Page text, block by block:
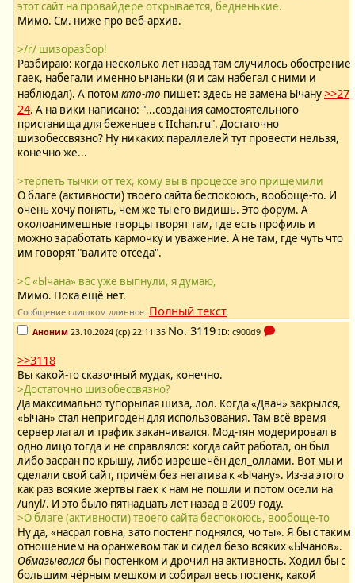
этот сайт на провайдере открывается, бедненькие.
Мимо. См. ниже про веб-архив.
>/r/ шизоразбор!
Разбираю: когда несколько лет назад там случилось обострение
гаек, набегали именно ычаньки (я и сам набегал с ними и
наблюдал). А потом кто-то пишет: здесь не замена Ычану>>27
24. А на вики написано: "...создания самостоятельного
пристанища для беженцев с IIchan.ru". Достаточно
шизобессвязно? Ну никаких параллелей тут провести нельзя,
конечно же...
>терпеть тычки от тех, кому вы в процессе эго прищемили
О благе (активности) твоего сайта беспокоюсь, вообоще-то. И
очень хочу понять, чем же ты его видишь. Это форум. А
околоанимешные творцы творят там, где есть профиль и
можно заработать кармочку и уважение. А не там, где чуть что
им говорят "валите отседа".
>С «Ычана» вас уже выпнули, я думаю,
Мимо. Пока ещё нет.
Сообщение слишком длинное. Полный текст
Аноним 23.10.2024 (ср) 22:11:35 No. 3119 ID: c900d9
>>3118
Вы какой-то сказочный мудак, конечно.
>Достаточно шизобессвязно?
Да максимально тупорылая шиза, лол. Когда «Двач» закрылся,
«Ычан» стал непригоден для использования. Там всё время
сервер лагал и трафик заканчивался. Мод-тян модерировал в
одно лицо тогда и не справлялся: когда сайт работал, он был
либо засран по крышу, либо изрешечён дел_оллами. Вот мы и
сделали свой сайт, причём без негатива к «Ычану». Из-за этого
как раз всякие жертвы гаек к нам не пошли и потом осели на
/unyl/. И это было пятнадцать лет назад в 2009 году.
>О благе (активности) твоего сайта беспокоюсь, вообоще-то
Ну да, «насрал говна, зато постенг поднялся, чо ты». Я бы с таким
отношением на оранжевом так и сидел безо всяких «Ычанов».
Обмазывалсябы постенком и дрочил на активность. Ходил бы с
большим чёрным мешком и собирал весь постенк, какой